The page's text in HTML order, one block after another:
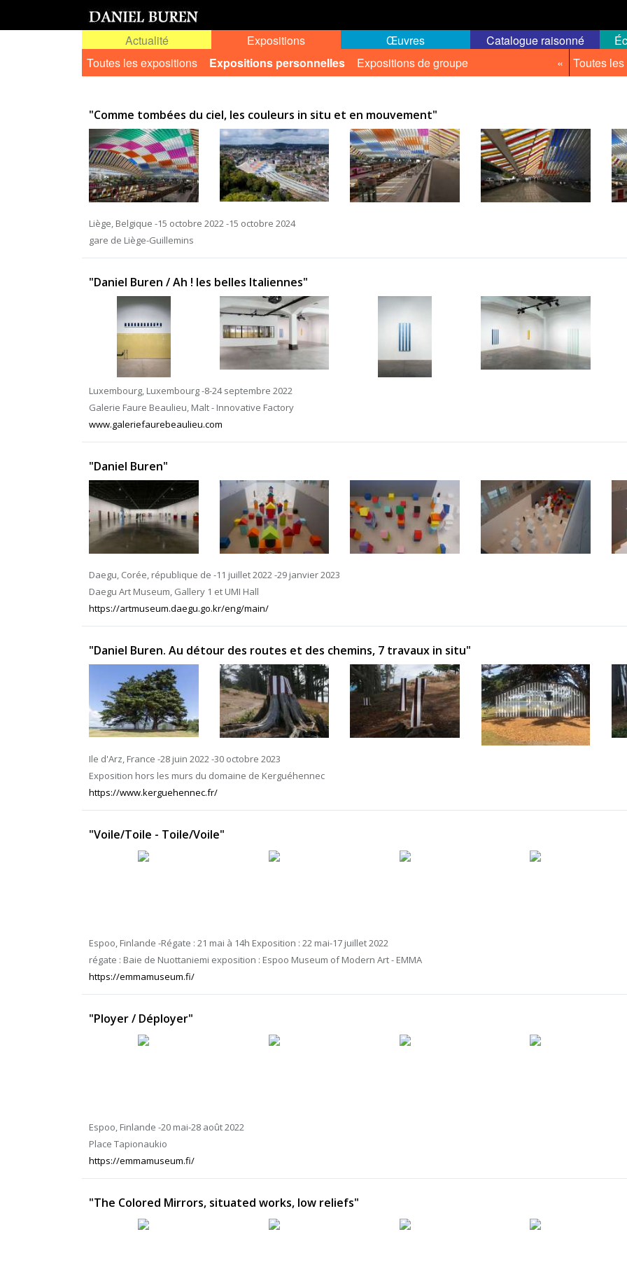
Actualité
Expositions
Toutes les expositions
Expositions personnelles Expositions de groupe « Toutes
Œuvres Catalogue raisonné
"Comme tombées du ciel, les couleurs in situ et en mouvement"
Liège, Belgique -15 octobre 2022 -15 octobre 2024
gare de Liège-Guillemins
"Daniel Buren / Ah ! les belles Italiennes"
Luxembourg, Luxembourg -8-24 septembre 2022
Galerie Faure Beaulieu, Malt - Innovative Factory
www.galeriefaurebeaulieu.com
"Daniel Buren"
Daegu, Corée, république de -11 juillet 2022 -29 janvier 2023
Daegu Art Museum, Gallery 1 et UMI Hall
https://artmuseum.daegu.go.kr/eng/main/
"Daniel Buren. Au détour des routes et des chemins, 7 travaux in situ"
Ile d'Arz, France -28 juin 2022 -30 octobre 2023
Exposition hors les murs du domaine de Kerguéhennec
https://www.kerguehennec.fr/
"Voile/Toile - Toile/Voile"
Espoo, Finlande -Régate : 21 mai à 14h Exposition : 22 mai-17 juillet 2022
régate : Baie de Nuottaniemi exposition : Espoo Museum of Modern Art - EMMA
https://emmamuseum.fi/
"Ployer / Déployer"
Espoo, Finlande -20 mai-28 août 2022
Place Tapionaukio
https://emmamuseum.fi/
"The Colored Mirrors, situated works, low reliefs"